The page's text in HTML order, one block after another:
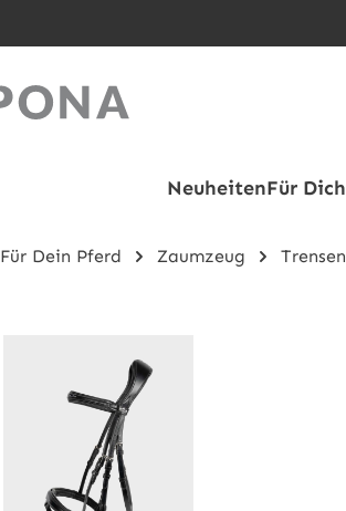
NeuheitenFür Dich
Für Dein Pferd Zaumzeug Trensen